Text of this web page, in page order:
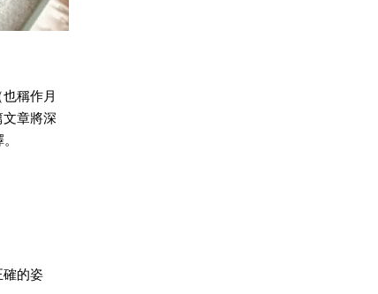
也稱作月
章將深
確的姿